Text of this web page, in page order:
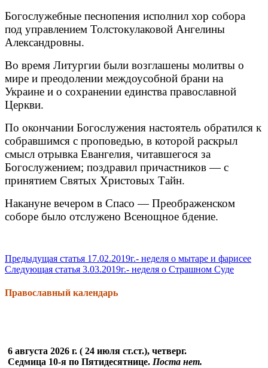
Богослужебные песнопения исполнил хор собора
под управлением Толстокулаковой Ангелины
Александровны.
Во время Литургии были возглашены молитвы о
мире и преодолении междоусобной брани на
Украине и о сохранении единства православной
Церкви.
По окончании Богослужения настоятель обратился к
собравшимся с проповедью, в которой раскрыл
смысл отрывка Евангелия, читавшегося за
Богослужением; поздравил причастников — с
принятием Святых Христовых Тайн.
Накануне вечером в Спасо — Преображенском
соборе было отслужено Всенощное бдение.
Продолжить
чтение
Предыдущая статья 17.02.2019г.- неделя о мытаре и фарисее
Следующая статья 3.03.2019г.- неделя о Страшном Суде
Православный календарь
6 августа 2026 г. ( 24 июля ст.ст.), четверг.
Седмица 10-я по Пятидесятнице. Поста нет.